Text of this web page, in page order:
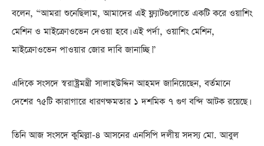
বলেন, “আমরা শুনেছিলাম, আমাদের এই ফ্ল্যাটগুলোতে একটি করে ওয়াশিং
মেশিন ও মাইক্রোওভেন দেওয়া হবে। এই পর্দা, ওয়াশিং মেশিন,
মাইক্রোওভেন পাওয়ার জোর দাবি জানাচ্ছি।”
এদিকে সংসদে স্বরাষ্ট্রমন্ত্রী সালাহউদ্দিন আহমদ জানিয়েছেন, বর্তমানে
দেশের ৭৫টি কারাগারে ধারণক্ষমতার ১ দশমিক ৭ গুণ বন্দি আটক রয়েছে।
তিনি আজ সংসদে কুমিল্লা-৪ আসনের এনসিপি দলীয় সদস্য মো. আবুল